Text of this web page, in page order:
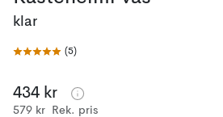
klar
(5)
434 kr
579 kr Rek. pris